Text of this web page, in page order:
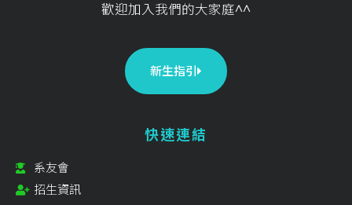
歡迎加入我們的大家庭^^
新生指引
快速連結
系友會
招生資訊